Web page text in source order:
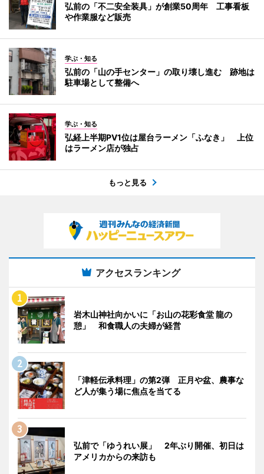
弘前の「不二安全装具」が創業50周年 工事看板
や作業服など販売
学ぶ・知る
弘前の「山の手センター」の取り壊し進む 跡地は
駐車場として整備へ
学ぶ・知る
弘経上半期PV1位は屋台ラーメン「ふなき」 上位
はラーメン店が独占
もっと見る
アクセスランキング
岩木山神社向かいに「お山の花彩食堂 龍の
憩」 和食職人の夫婦が経営
「津軽伝承料理」の第2弾 正月や盆、農事な
ど人が集う場に焦点を当てる
弘前で「ゆうれい展」 2年ぶり開催、初日は
アメリカからの来訪も